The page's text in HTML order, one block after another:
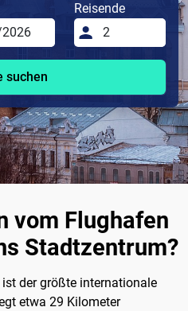
Reisende
suchen
vom Flughafen
Stadtzentrum?
der größte internationale
etwa 29 Kilometer